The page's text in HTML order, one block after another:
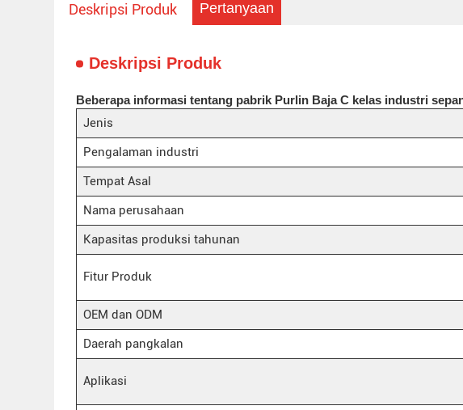
Deskripsi Produk Pertanyaan
Deskripsi Produk
Beberapa informasi tentang pabrik Purlin Baja C kelas industri
Jenis
Pengalaman industri
Tempat Asal
Nama perusahaan
Kapasitas produksi tahunan
Fitur Produk
OEM dan ODM
Daerah pangkalan
Aplikasi